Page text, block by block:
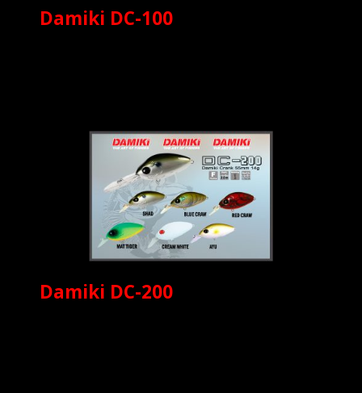
Damiki DC-100
Damiki DC-200